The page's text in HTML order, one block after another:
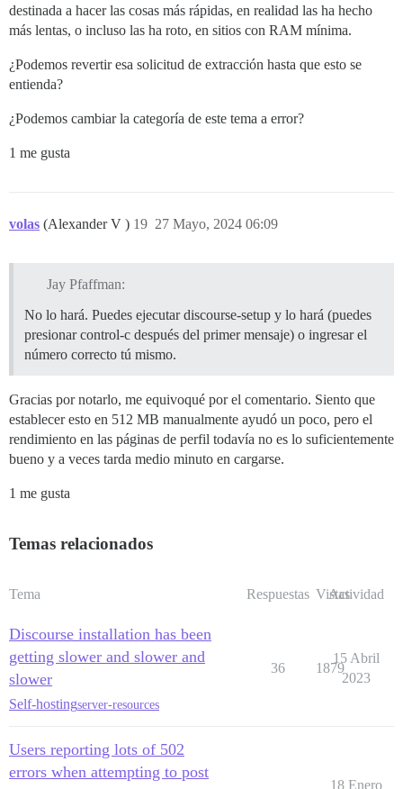
destinada a hacer las cosas más rápidas, en realidad las ha hecho
más lentas, o incluso las ha roto, en sitios con RAM mínima.
¿Podemos revertir esa solicitud de extracción hasta que esto se
entienda?
¿Podemos cambiar la categoría de este tema a error?
1 me gusta
volas (Alexander V ) 27 Mayo, 2024 06:09
19
Jay Pfaffman:
No lo hará. Puedes ejecutar discourse-setup y lo hará (puedes
presionar control-c después del primer mensaje) o ingresar el
número correcto tú mismo.
Gracias por notarlo, me equivoqué por el comentario. Siento que
establecer esto en 512 MB manualmente ayudó un poco, pero el
rendimiento en las páginas de perfil todavía no es lo suficientemente
bueno y a veces tarda medio minuto en cargarse.
1 me gusta
Temas relacionados
Tema Respuestas Vistas
Actividad
Discourse installation has been
getting slower and slower and
slower
Self-hostingserver-resources
36 1879
15 Abril
2023
Users reporting lots of 502
errors when attempting to post
18 Enero